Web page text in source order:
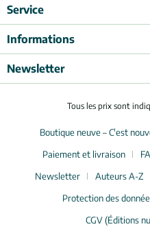
Service
Informations
Newsletter
Tous les prix sont
Boutique neuve – C'est
Paiement et livraison
Newsletter
Auteurs A-Z
Protection des
CGV (Éditions